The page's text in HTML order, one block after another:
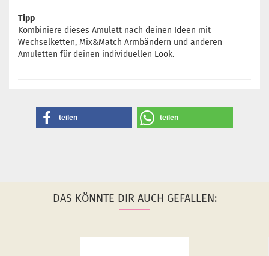
Tipp
Kombiniere dieses Amulett nach deinen Ideen mit
Wechselketten, Mix&Match Armbändern und anderen
Amuletten für deinen individuellen Look.
teilen teilen
DAS KÖNNTE DIR AUCH GEFALLEN: